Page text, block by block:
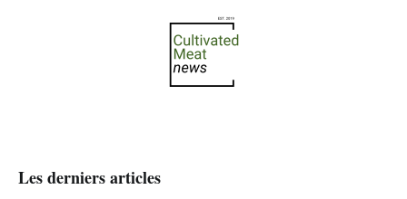
Les derniers articles